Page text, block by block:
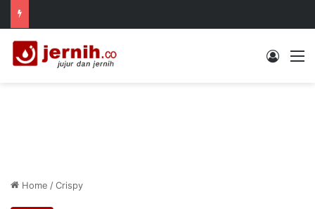
Log In
Home /Crispy